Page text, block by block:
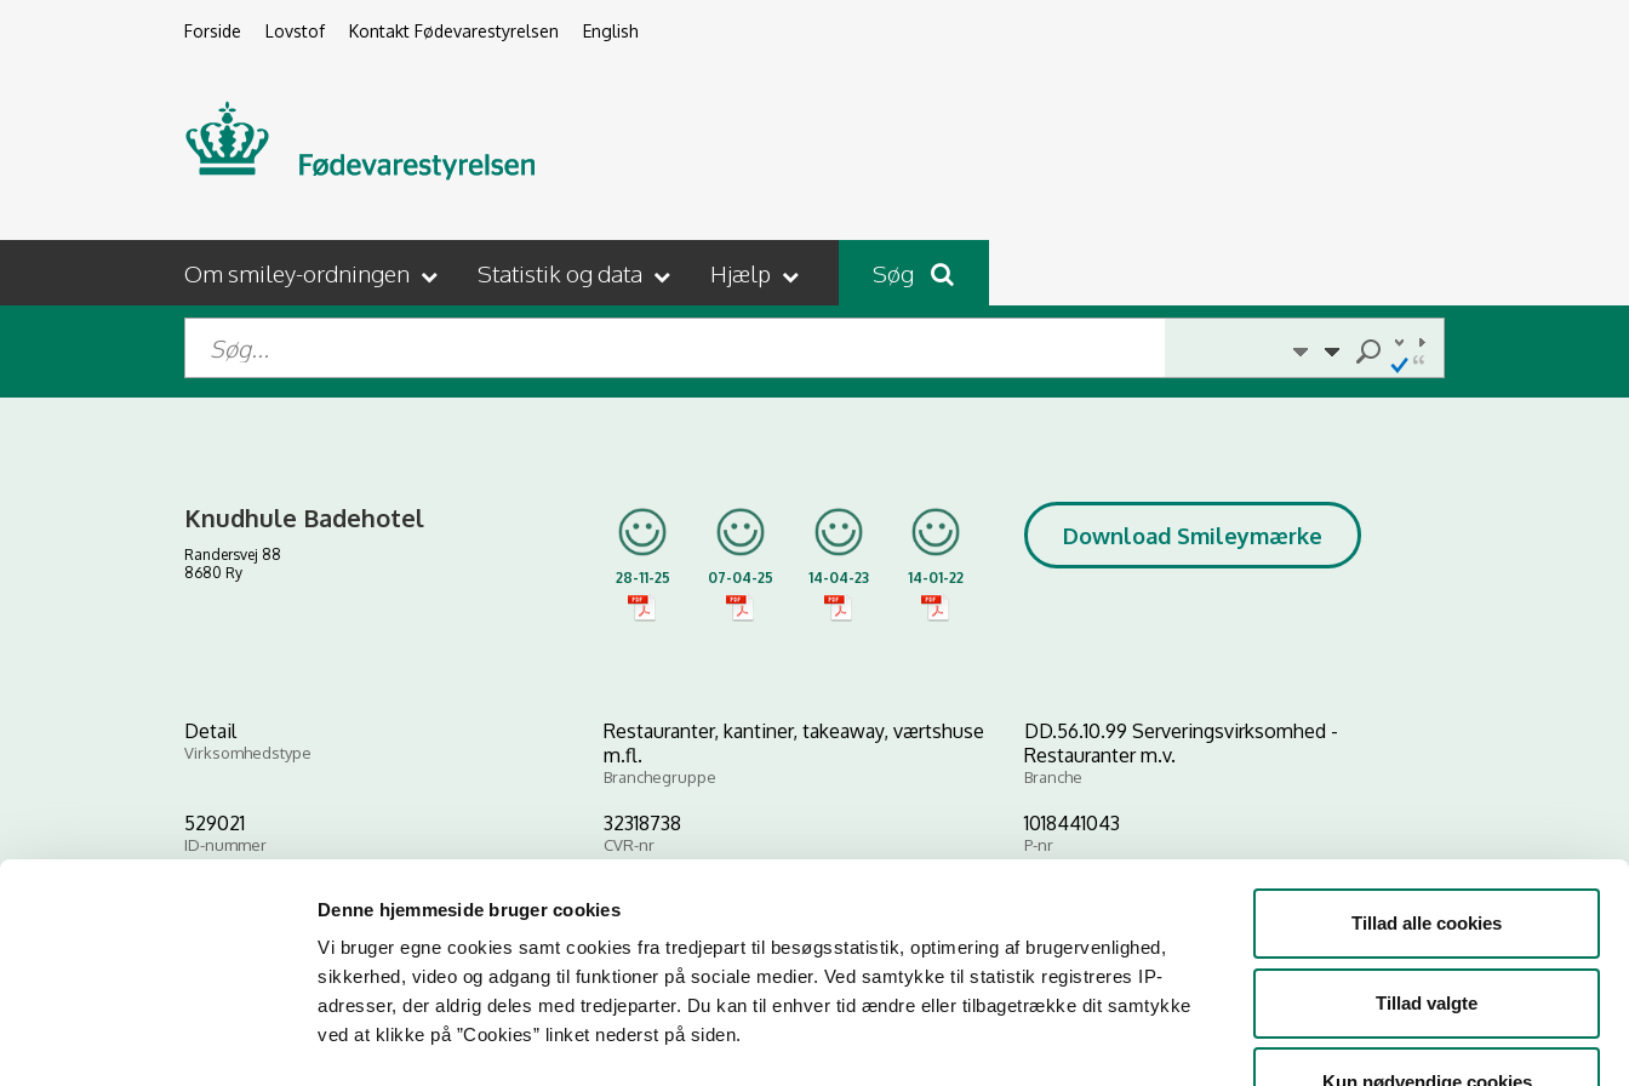
Denne hjemmeside bruger cookies
Vi bruger egne cookies samt cookies fra tredjepart til besøgsstatistik, optimering af brugervenlighed,
sikkerhed, video og adgang til funktioner på sociale medier. Ved samtykke til statistik registreres IP-
adresser, der aldrig deles med tredjeparter. Du kan til enhver tid ændre eller tilbagetrække dit samtykke
ved at klikke på ”Cookies” linket nederst på siden.
Tillad alle cookies
Tillad valgte
Kun nødvendige cookies
Forside Lovstof Kontakt Fødevarestyrelsen English
Om smiley-ordningen Statistik og data Hjælp Søg
Knudhule Badehotel
Randersvej 88
8680 Ry
28-11-25 07-04-25 14-04-23 14-01-22
Download Smileymærke
Detail
Virksomhedstype
Restauranter, kantiner, takeaway, værtshuse
m.fl.
Branchegruppe
DD.56.10.99 Serveringsvirksomhed -
Restauranter m.v.
Branche
529021
ID-nummer
32318738
CVR-nr
1018441043
P-nr
Kopier link til at indsætte på virksomhedens hjemmeside